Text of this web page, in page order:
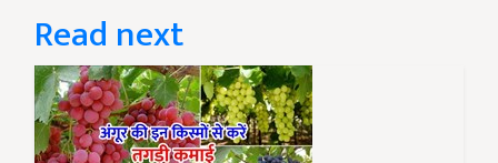
Read next